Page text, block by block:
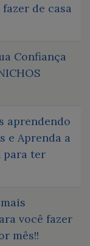
de casa
Confiança
aprendendo
e Aprenda a
para ter
você fazer
mês!!